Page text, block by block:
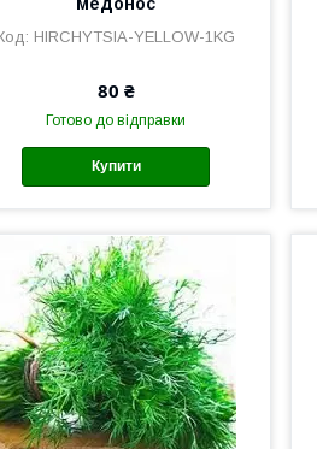
HIRCHYTSIA-YELLOW-1KG
80 ₴
Готово до відправки
Купити